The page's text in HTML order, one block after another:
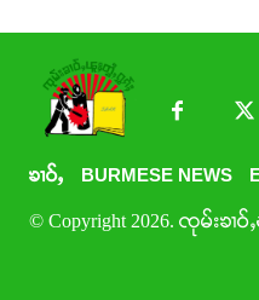
ၶၢဝ်ႇ BURMESE NEWS
© Copyright 2026. ၸုမ်းၶၢဝ်